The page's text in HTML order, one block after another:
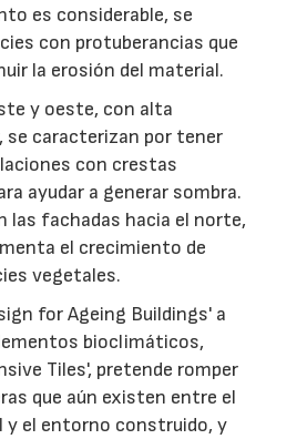
es considerable, se
con protuberancias que
la erosión del material.
y oeste, con alta
se caracterizan por tener
con crestas
ayudar a generar sombra.
las fachadas hacia el norte,
el crecimiento de
vegetales.
for Ageing Buildings' a
bioclimáticos,
Tiles', pretende romper
que aún existen entre el
y el entorno construido, y